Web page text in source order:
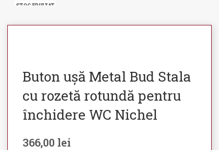
STOC EPUIZAT
Buton ușă Metal Bud Stala
cu rozetă rotundă pentru
închidere WC Nichel
366,00 lei